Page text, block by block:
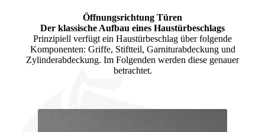
Öffnungsrichtung Türen
Der klassische Aufbau eines Haustürbeschlags
Prinzipiell verfügt ein Haustürbeschlag über folgende
Komponenten: Griffe, Stiftteil, Garniturabdeckung und
Zylinderabdeckung. Im Folgenden werden diese genauer
betrachtet.